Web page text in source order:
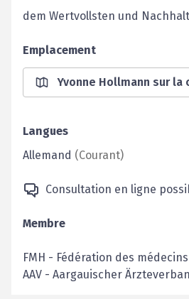
dem Wertvollsten und
Emplacement
Yvonne Hollmann sur la
Langues
Allemand (Courant)
Consultation en ligne
Membre
FMH - Fédération des
AAV - Aargauischer